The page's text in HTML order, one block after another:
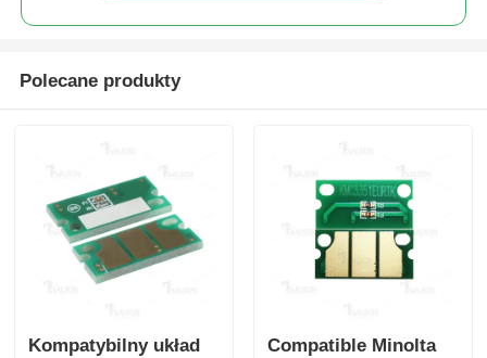
Jednostka bębnowa
Kaset tonerowy
Polecane produkty
Kompatybilny układ
Compatible Minolta